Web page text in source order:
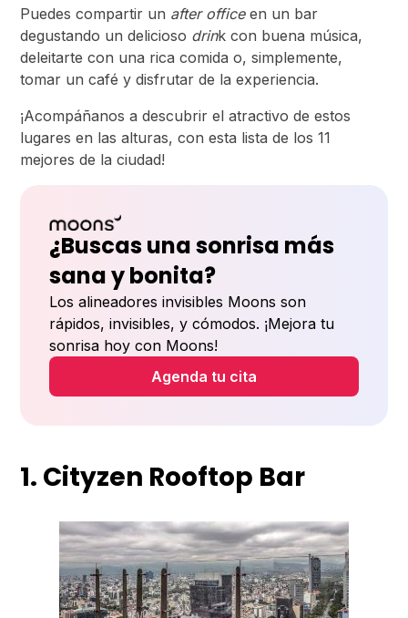
Puedes compartir un after officeen un bar
degustando un delicioso drink con buena música,
deleitarte con una rica comida o, simplemente,
tomar un café y disfrutar de la experiencia.
¡Acompáñanos a descubrir el atractivo de estos
lugares en las alturas, con esta lista de los 11
mejores de la ciudad!
¿Buscas una sonrisa más
sana y bonita?
Los alineadores invisibles Moons son
rápidos, invisibles, y cómodos. ¡Mejora tu
sonrisa hoy con Moons!
Agenda tu cita
1. Cityzen Rooftop Bar